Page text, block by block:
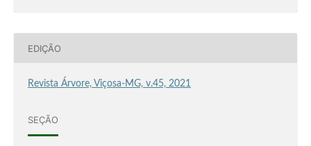
EDIÇÃO
Revista Árvore, Viçosa-MG, v.45, 2021
SEÇÃO